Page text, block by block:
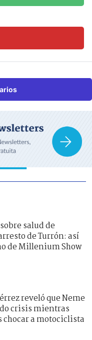
salud de
de Turrón: así
de Millenium Show
reveló que Neme
crisis mientras
chocar a motociclista